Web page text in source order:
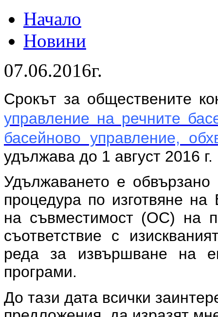
Начало
Новини
07.06.2016г.
Срокът за обществените
управление на речните
басейново управление,
удължава до 1 август 2016 г.
Удължаването е
процедура по изготвяне
на съвместимост (ОС) на
съответствие с
реда за извършване на
програми.
До тази дата всички